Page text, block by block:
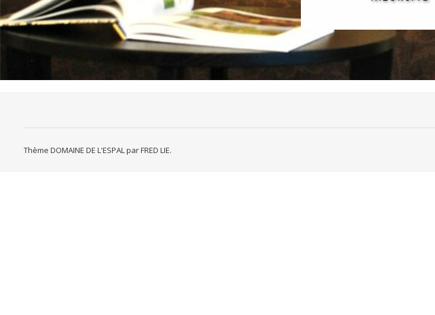
Thème DOMAINE DE L'ESPAL parFRED LIE.